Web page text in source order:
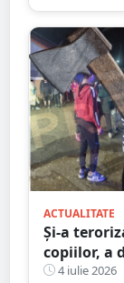
ACTUALITATE
Și-a
copiilor, a
de frică
4 iulie 2026